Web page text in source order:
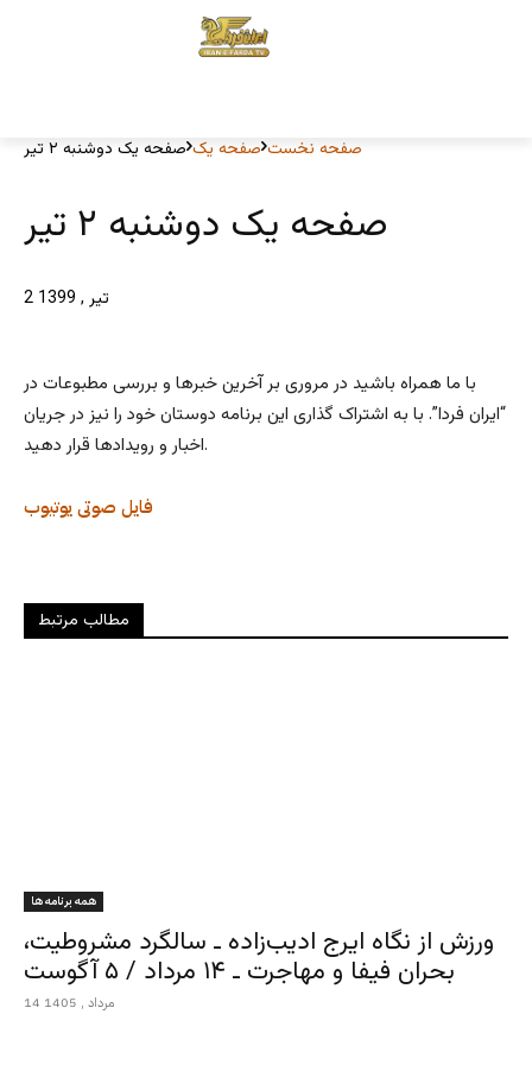
صفحه نخست صفحه یک صفحه یک دوشنبه ۲ تیر
صفحه یک دوشنبه ۲ تیر
2 تیر , 1399
با ما همراه باشید در مروری بر آخرین خبرها و بررسی مطبوعات در
“ایران فردا”. با به اشتراک گذاری این برنامه دوستان خود را نیز در جریان
اخبار و رویدادها قرار دهید.
یوتیوب فایل صوتی
مطالب مرتبط
همه برنامه ها
ورزش از نگاه ایرج ادیب‌زاده ـ سالگرد مشروطیت،
بحران فیفا و مهاجرت ـ ۱۴ مرداد / ۵ آگوست
14 مرداد , 1405